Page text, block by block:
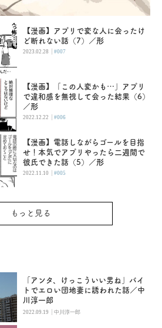
【漫画】アプリで変な人に会ったけ
ど断れない話（7）／形
2023.02.28 |#007
【漫画】「この人変かも…」アプリ
で違和感を無視して会った結果（6）
／形
2022.12.22 |#006
【漫画】電話しながらゴールを目指
せ！本気でアプリやったら二週間で
彼氏できた話（5）／形
2022.11.10 |#005
もっと見る
「アンタ、けっこういい男ね」バイ
トでエロい団地妻に誘われた話／中
川淳一郎
2022.09.19 |中川淳一郎